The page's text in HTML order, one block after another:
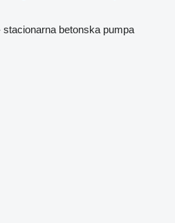
betonska pumpa